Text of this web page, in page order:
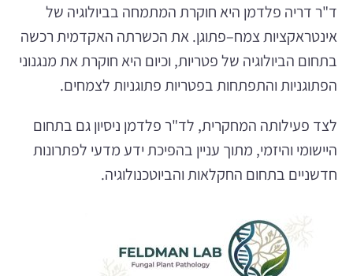
ד"ר דריה פלדמן היא חוקרת המתמחה בביולוגיה של
אינטראקציות צמח–פתוגן. את הכשרתה האקדמית רכשה
בתחום הביולוגיה של פטריות, וכיום היא חוקרת את מנגנוני
הפתוגניות והתפתחות בפטריות פתוגניות לצמחים.
לצד פעילותה המחקרית, לד"ר פלדמן ניסיון גם בתחום
היישומי והיזמי, מתוך עניין בהפיכת ידע מדעי לפתרונות
חדשניים בתחום החקלאות והביוטכנולוגיה.